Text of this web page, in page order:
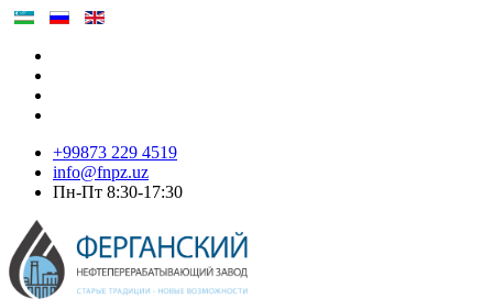
+99873 229 4519
info@fnpz.uz
Пн-Пт 8:30-17:30